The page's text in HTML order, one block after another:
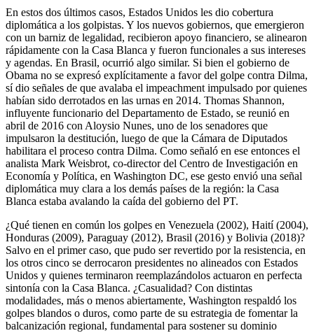
En estos dos últimos casos, Estados Unidos les dio cobertura
diplomática a los golpistas. Y los nuevos gobiernos, que emergieron
con un barniz de legalidad, recibieron apoyo financiero, se alinearon
rápidamente con la Casa Blanca y fueron funcionales a sus intereses
y agendas. En Brasil, ocurrió algo similar. Si bien el gobierno de
Obama no se expresó explícitamente a favor del golpe contra Dilma,
sí dio señales de que avalaba el impeachment impulsado por quienes
habían sido derrotados en las urnas en 2014. Thomas Shannon,
influyente funcionario del Departamento de Estado, se reunió en
abril de 2016 con Aloysio Nunes, uno de los senadores que
impulsaron la destitución, luego de que la Cámara de Diputados
habilitara el proceso contra Dilma. Como señaló en ese entonces el
analista Mark Weisbrot, co-director del Centro de Investigación en
Economía y Política, en Washington DC, ese gesto envió una señal
diplomática muy clara a los demás países de la región: la Casa
Blanca estaba avalando la caída del gobierno del PT.
¿Qué tienen en común los golpes en Venezuela (2002), Haití (2004),
Honduras (2009), Paraguay (2012), Brasil (2016) y Bolivia (2018)?
Salvo en el primer caso, que pudo ser revertido por la resistencia, en
los otros cinco se derrocaron presidentes no alineados con Estados
Unidos y quienes terminaron reemplazándolos actuaron en perfecta
sintonía con la Casa Blanca. ¿Casualidad? Con distintas
modalidades, más o menos abiertamente, Washington respaldó los
golpes blandos o duros, como parte de su estrategia de fomentar la
balcanización regional, fundamental para sostener su dominio